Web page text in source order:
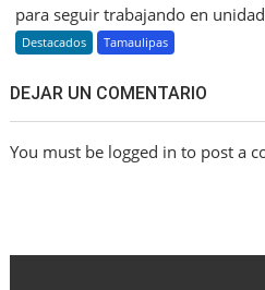
para seguir trabajando en
Destacados Tamaulipas
DEJAR UN COMENTARIO
You must be logged in to post a